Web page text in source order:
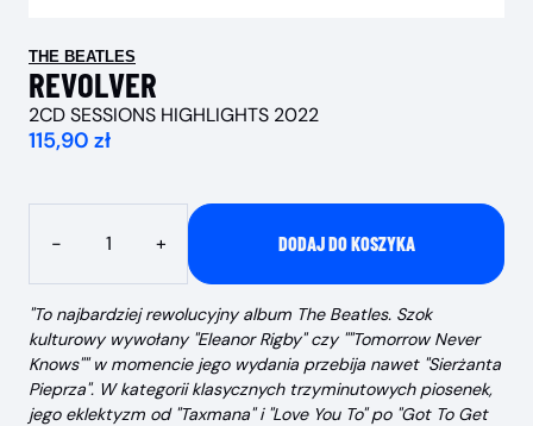
THE BEATLES
REVOLVER
2CD SESSIONS HIGHLIGHTS 2022
115,90 zł
-
+ DODAJ DO KOSZYKA
"To najbardziej rewolucyjny album The Beatles. Szok
kulturowy wywołany "Eleanor Rigby" czy ""Tomorrow Never
Knows"" w momencie jego wydania przebija nawet "Sierżanta
Pieprza". W kategorii klasycznych trzyminutowych piosenek,
jego eklektyzm od "Taxmana" i "Love You To" po "Got To Get